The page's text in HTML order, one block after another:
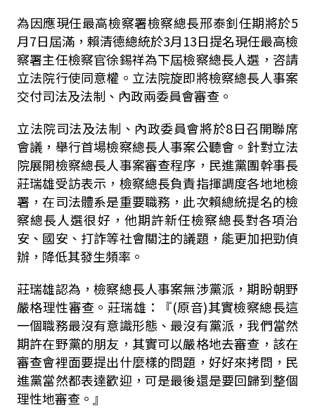
為因應現任最高檢察署檢察總長邢泰釗任期將於5
月7日屆滿，賴清德總統於3月13日提名現任最高檢
察署主任檢察官徐錫祥為下屆檢察總長人選，咨請
立法院行使同意權。立法院旋即將檢察總長人事案
交付司法及法制、內政兩委員會審查。
立法院司法及法制、內政委員會將於8日召開聯席
會議，舉行首場檢察總長人事案公聽會。針對立法
院展開檢察總長人事案審查程序，民進黨團幹事長
莊瑞雄受訪表示，檢察總長負責指揮調度各地地檢
署，在司法體系是重要職務，此次賴總統提名的檢
察總長人選很好，他期許新任檢察總長對各項治
安、國安、打詐等社會關注的議題，能更加把勁偵
辦，降低其發生頻率。
莊瑞雄認為，檢察總長人事案無涉黨派，期盼朝野
嚴格理性審查。莊瑞雄：『(原音)其實檢察總長這
一個職務最沒有意識形態、最沒有黨派，我們當然
期許在野黨的朋友，其實可以嚴格地去審查，該在
審查會裡面要提出什麼樣的問題，好好來拷問，民
進黨當然都表達歡迎，可是最後還是要回歸到整個
理性地審查。』